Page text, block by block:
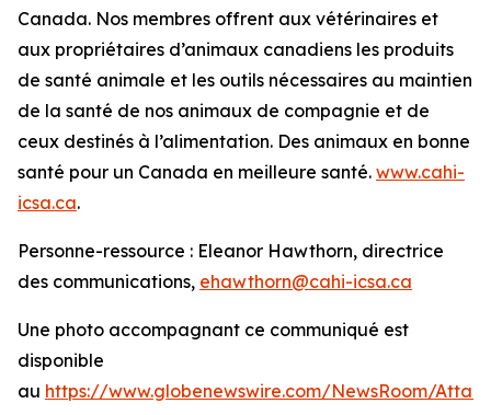
Canada. Nos membres offrent aux vétérinaires et
aux propriétaires d’animaux canadiens les produits
de santé animale et les outils nécessaires au maintien
de la santé de nos animaux de compagnie et de
ceux destinés à l’alimentation. Des animaux en bonne
santé pour un Canada en meilleure santé. www.cahi-
icsa.ca.
Personne-ressource : Eleanor Hawthorn, directrice
des communications, ehawthorn@cahi-icsa.ca
Une photo accompagnant ce communiqué est
disponible
au https://www.globenewswire.com/NewsRoom/